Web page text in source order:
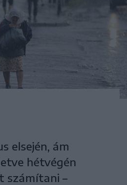
elsején, ám
hétvégén
számítani –